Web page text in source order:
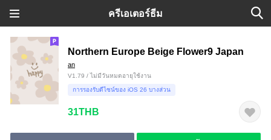
ครีเอเตอร์ธีม
Northern Europe Beige Flower9 Japan
an
V1.79 / ไม่มีวันหมดอายุใช้งาน
การรองรับดีไซน์ของ iOS 26 บางส่วน
31THB